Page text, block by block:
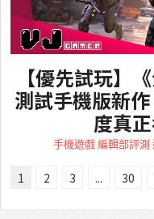
【優先試玩】
測試手機版新
度真
手機遊戲編輯部評測
1 2 3 ... 30